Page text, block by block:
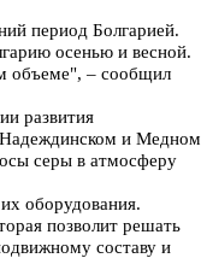
период Болгарией.
осенью и весной.
объеме", – сообщил
развития
Надеждинском и Медном
серы в атмосферу
оборудования.
позволит решать
составу и